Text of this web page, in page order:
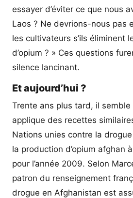
essayer d’éviter ce que nous
Laos ? Ne devrions-nous pas
les cultivateurs s’ils éliminent
d’opium ? » Ces questions
silence lancinant.
Et aujourd’hui ?
Trente ans plus tard, il semble
applique des recettes
Nations unies contre la
la production d’opium afghan
pour l’année 2009. Selon
patron du renseignement
drogue en Afghanistan est